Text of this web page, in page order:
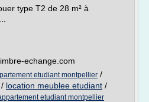
type T2 de 28 m² à
echange.com
etudiant montpellier /
/ location meublee etudiant /
etudiant montpellier